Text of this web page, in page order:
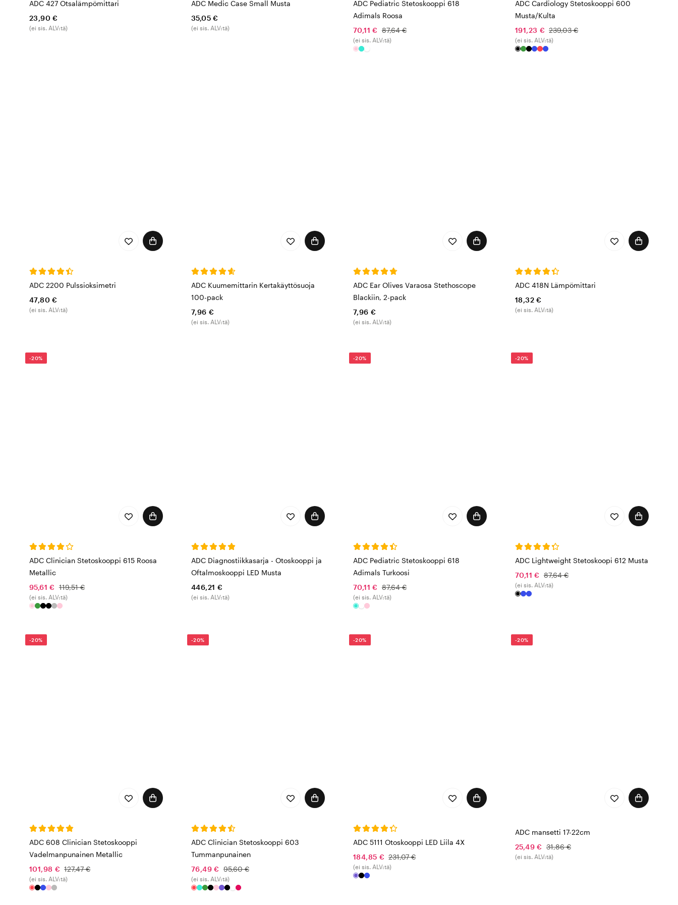
ADC 427 Otsalämpömittari
23,90 €
(ei sis. ALV:tä)
ADC Medic Case Small Musta
35,05 €
(ei sis. ALV:tä)
ADC Pediatric Stetoskooppi 618
Adimals Roosa
70,11 € 87,64 €
(ei sis. ALV:tä)
ADC Cardiology Stetoskooppi 600
Musta/Kulta
191,23 € 239,03 €
(ei sis. ALV:tä)
ADC 2200 Pulssioksimetri
47,80 €
(ei sis. ALV:tä)
ADC Kuumemittarin Kertakäyttösuoja
100-pack
7,96 €
(ei sis. ALV:tä)
ADC Ear Olives Varaosa Stethoscope
Blackiin, 2-pack
7,96 €
(ei sis. ALV:tä)
ADC 418N Lämpömittari
18,32 €
(ei sis. ALV:tä)
-20%
ADC Clinician Stetoskooppi 615 Roosa
Metallic
95,61 € 119,51 €
(ei sis. ALV:tä)
ADC Diagnostiikkasarja - Otoskooppi ja
Oftalmoskooppi LED Musta
446,21 €
(ei sis. ALV:tä)
-20%
ADC Pediatric Stetoskooppi 618
Adimals Turkoosi
70,11 € 87,64 €
(ei sis. ALV:tä)
-20%
ADC Lightweight Stetoskoopi 612 Musta
70,11 € 87,64 €
(ei sis. ALV:tä)
-20%
ADC 608 Clinician Stetoskooppi
Vadelmanpunainen Metallic
101,98 € 127,47 €
(ei sis. ALV:tä)
-20%
ADC Clinician Stetoskooppi 603
Tummanpunainen
76,49 € 95,60 €
(ei sis. ALV:tä)
-20%
ADC 5111 Otoskooppi LED Liila 4X
184,85 € 231,07 €
(ei sis. ALV:tä)
-20%
ADC mansetti 17-22cm
25,49 € 31,86 €
(ei sis. ALV:tä)